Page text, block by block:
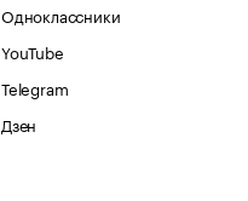
Одноклассники
YouTube
Telegram
Дзен